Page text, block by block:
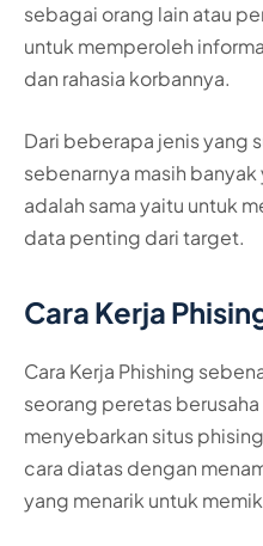
sebagai orang lain atau
untuk memperoleh
dan rahasia korbannya.
Dari beberapa jenis yang
sebenarnya masih
adalah sama yaitu untuk
data penting dari target.
Cara Kerja
Cara Kerja Phishing
seorang peretas
menyebarkan situs
cara diatas dengan
yang menarik untuk